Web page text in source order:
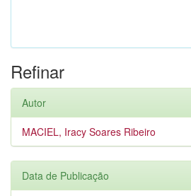
Refinar
Autor
MACIEL, Iracy Soares Ribeiro
Data de Publicação